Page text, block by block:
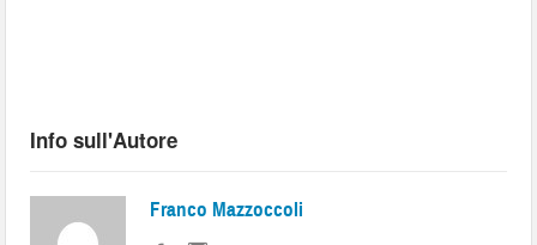
Info sull'Autore
Franco Mazzoccoli